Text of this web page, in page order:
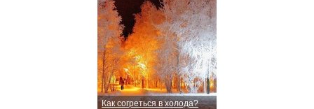
Как согреться в холода?